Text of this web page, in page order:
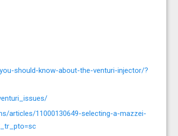
should-know-about-the-venturi-injector/?
articles/11000130649-selecting-a-mazzei-